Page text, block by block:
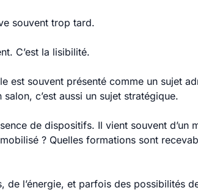
souvent trop tard.
C’est la lisibilité.
est souvent présenté comme un sujet
c’est aussi un sujet stratégique.
de dispositifs. Il vient souvent d’un
? Quelles formations sont
de l’énergie, et parfois des possibilités